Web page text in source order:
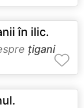
în ilic.
țigani